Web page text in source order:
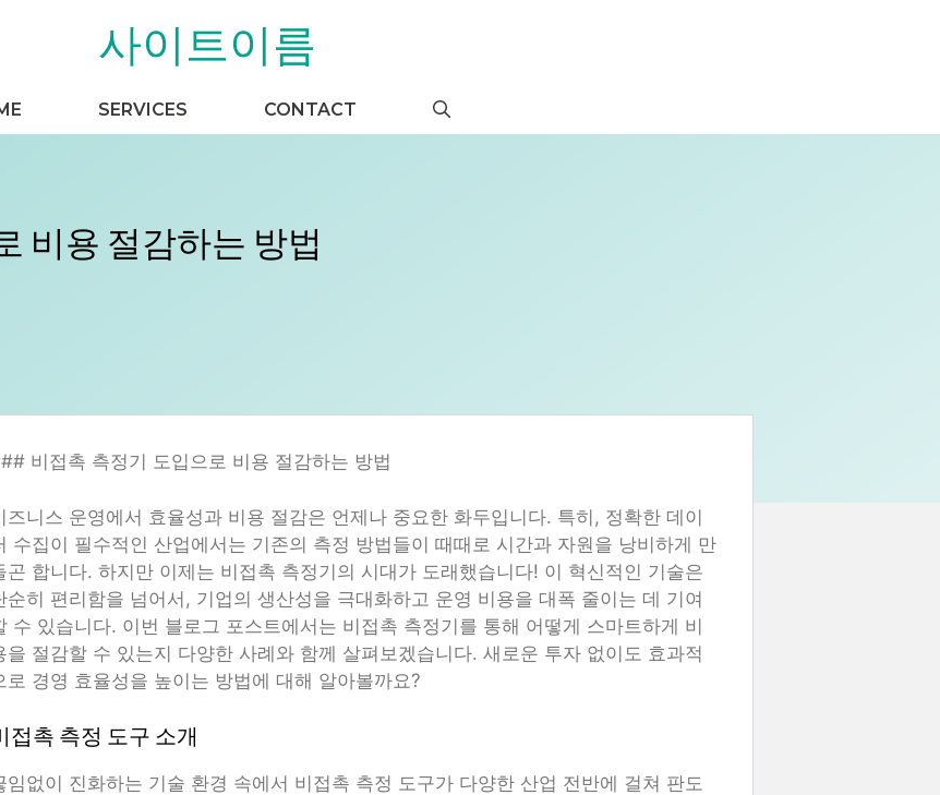
사이트이름
SERVICES CONTACT
비용 절감하는 방법
비접촉 측정기 도입으로 비용 절감하는 방법
즈니스 운영에서 효율성과 비용 절감은 언제나 중요한 화두입니다. 특히, 정확한 데이
수집이 필수적인 산업에서는 기존의 측정 방법들이 때때로 시간과 자원을 낭비하게 만
곤 합니다. 하지만 이제는 비접촉 측정기의 시대가 도래했습니다! 이 혁신적인 기술은
순히 편리함을 넘어서, 기업의 생산성을 극대화하고 운영 비용을 대폭 줄이는 데 기여
수 있습니다. 이번 블로그 포스트에서는 비접촉 측정기를 통해 어떻게 스마트하게 비
을 절감할 수 있는지 다양한 사례와 함께 살펴보겠습니다. 새로운 투자 없이도 효과적
로 경영 효율성을 높이는 방법에 대해 알아볼까요?
접촉 측정 도구 소개
임없이 진화하는 기술 환경 속에서 비접촉 측정 도구가 다양한 산업 전반에 걸쳐 판도